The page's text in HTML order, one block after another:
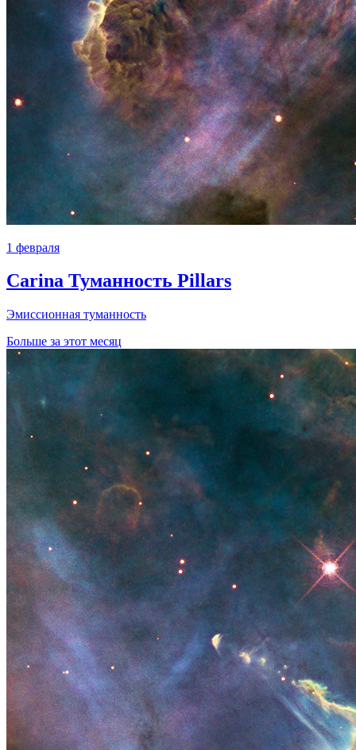
1 февраля
Carina Туманность Pillars
Эмиссионная туманность
Больше за этот месяц